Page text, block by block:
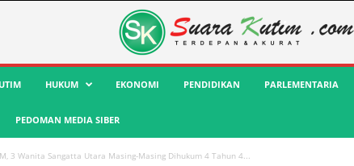
HUKUM EKONOMI PENDIDIKAN PARLEMENTARIA
PEDOMAN MEDIA SIBER
3 Wanita Sangatta Utara Masing-Masing Dihukum 4 Tahun 4...